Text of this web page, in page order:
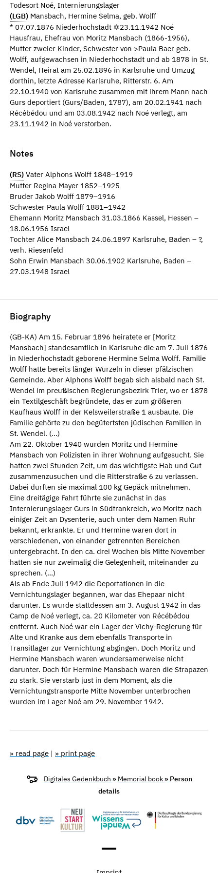
Todesort Noé, Internierungslager
(LGB) Mansbach, Hermine Selma, geb. Wolff
* 07.07.1876 Niederhochstadt ✡23.11.1942 Noé
Hausfrau, Ehefrau von Moritz Mansbach (1866-1956),
Mutter zweier Kinder, Schwester von >Paula Baer geb.
Wolff, aufgewachsen in Niederhochstadt und ab 1878 in St.
Wendel, Heirat am 25.02.1896 in Karlsruhe und Umzug
dorthin, letzte Adresse Karlsruhe, Ritterstr. 6. Am
22.10.1940 von Karlsruhe zusammen mit ihrem Mann nach
Gurs deportiert (Gurs/Baden, 1787), am 20.02.1941 nach
Récébédou und am 03.08.1942 nach Noé verlegt, am
23.11.1942 in Noé verstorben.
Notes
(RS) Vater Alphons Wolff 1848–1919
Mutter Regina Mayer 1852–1925
Bruder Jakob Wolff 1879–1916
Schwester Paula Wolff 1881–1942
Ehemann Moritz Mansbach 31.03.1866 Kassel, Hessen –
18.06.1956 Israel
Tochter Alice Mansbach 24.06.1897 Karlsruhe, Baden – ?,
verh. Riesenfeld
Sohn Erwin Mansbach 30.06.1902 Karlsruhe, Baden –
27.03.1948 Israel
Biography
(GB-KA) Am 15. Februar 1896 heiratete er [Moritz
Mansbach] standesamtlich in Karlsruhe die am 7. Juli 1876
in Niederhochstadt geborene Hermine Selma Wolff. Familie
Wolff hatte bereits länger Wurzeln in dieser pfälzischen
Gemeinde. Aber Alphons Wolff begab sich alsbald nach St.
Wendel im preußischen Regierungsbezirk Trier, wo er 1878
ein Textilgeschäft begründete, das er zum größeren
Kaufhaus Wolff in der Kelsweilerstraße 1 ausbaute. Die
Familie gehörte zu den begütertsten jüdischen Familien in
St. Wendel. (...)
Am 22. Oktober 1940 wurden Moritz und Hermine
Mansbach von Polizisten in ihrer Wohnung aufgesucht. Sie
hatten zwei Stunden Zeit, um das wichtigste Hab und Gut
zusammenzusuchen und die Ritterstraße 6 zu verlassen.
Dabei durften sie maximal 100 kg Gepäck mitnehmen.
Eine dreitägige Fahrt führte sie zunächst in das
Internierungslager Gurs in Südfrankreich, wo Moritz nach
einiger Zeit an Dysenterie, auch unter dem Namen Ruhr
bekannt, erkrankte. Er und Hermine waren dort in
verschiedenen, von einander getrennten Bereichen
untergebracht. In den ca. drei Wochen bis Mitte November
hatten sie nur zweimalig die Gelegenheit, miteinander zu
sprechen. (...)
Als ab Ende Juli 1942 die Deportationen in die
Vernichtungslager begannen, war das Ehepaar nicht
darunter. Es wurde stattdessen am 3. August 1942 in das
Camp de Noé verlegt, ca. 20 Kilometer von Récébédou
entfernt. Auch Noé war ein Lager der Vichy-Regierung für
Alte und Kranke aus dem ebenfalls Transporte in
Transitlager zur Vernichtung abgingen. Doch Moritz und
Hermine Mansbach waren wundersamerweise nicht
darunter. Doch für Hermine Mansbach waren die Strapazen
zu stark. Sie verstarb just in dem Moment, als die
Vernichtungstransporte Mitte November unterbrochen
wurden im Lager Noé am 29. November 1942.
» read page | » print page
Digitales Gedenkbuch » Memorial book » Person
details